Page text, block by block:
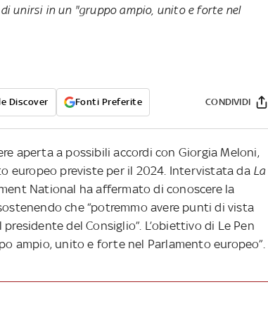
unirsi in un "gruppo ampio, unito e forte nel
Discover Fonti Preferite CONDIVIDI
aperta a possibili accordi con Giorgia Meloni,
europeo previste per il 2024. Intervistata da La
National ha affermato di conoscere la
che “potremmo avere punti di vista
del Consiglio”. L’obiettivo di Le Pen
ampio, unito e forte nel Parlamento europeo”.